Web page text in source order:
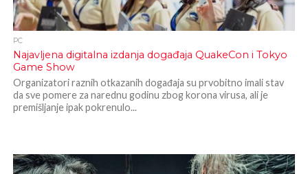
PC
Najavljena digitalna izdanja događaja QuakeCon i Tokyo
Game Show
Organizatori raznih otkazanih događaja su prvobitno imali stav
da sve pomere za narednu godinu zbog korona virusa, ali je
premišljanje ipak pokrenulo...